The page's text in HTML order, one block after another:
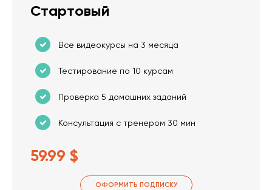
Стартовый
Все видеокурсы на 3 месяца
Тестирование по 10 курсам
Проверка 5 домашних заданий
Консультация с тренером 30 мин
59.99 $
ОФОРМИТЬ ПОДПИСКУ